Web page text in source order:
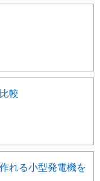
較
れる小型発電機を